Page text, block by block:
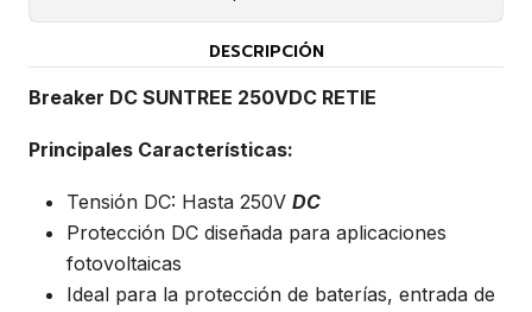
DESCRIPCIÓN
Breaker DC SUNTREE 250VDC RETIE
Principales Características:
Tensión DC: Hasta 250V DC
Protección DC diseñada para aplicaciones
fotovoltaicas
Ideal para la protección de baterías, entrada de